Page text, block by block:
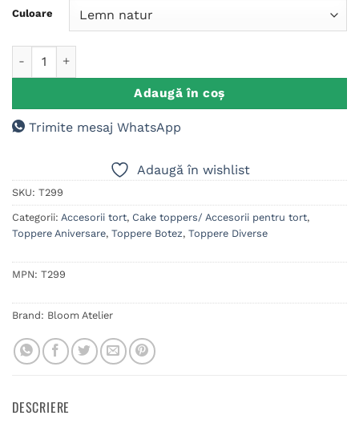
evaluări
Culoare
Adaugă în coș
Trimite mesaj WhatsApp
Adaugă în wishlist
SKU: T299
Categorii: Accesorii tort, Cake toppers/ Accesorii pentru tort,
Toppere Aniversare, Toppere Botez, Toppere Diverse
MPN: T299
Brand: Bloom Atelier
DESCRIERE